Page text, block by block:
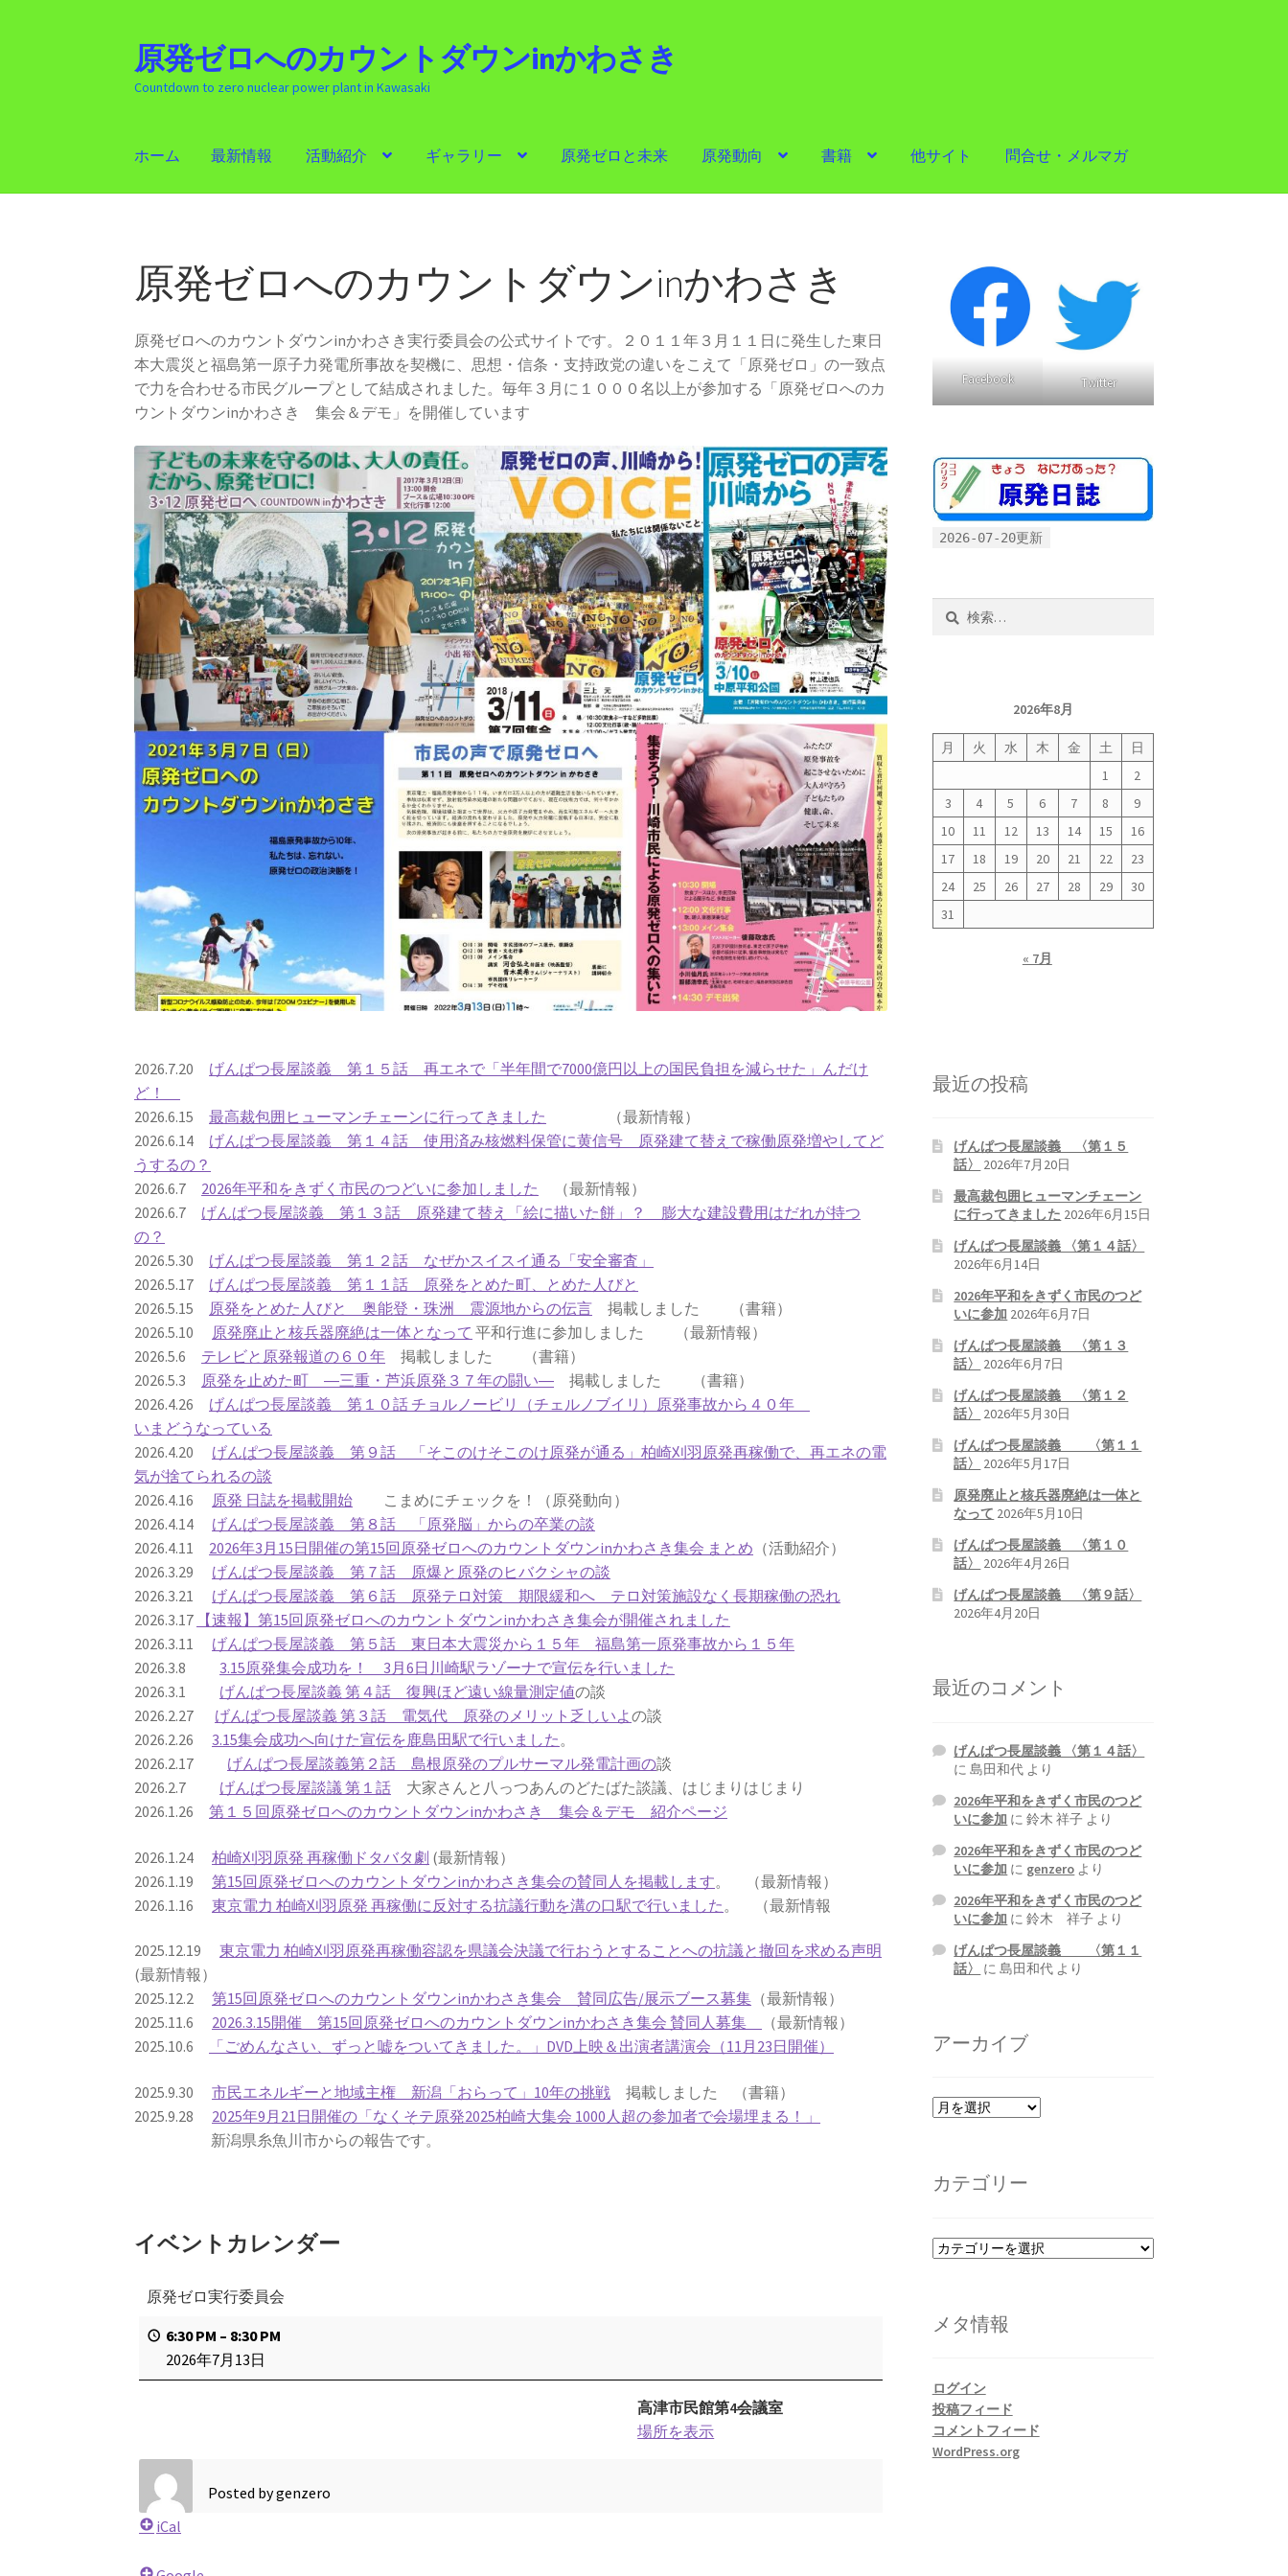
ナ
ビ
ゲ
シ
ン
キ
ッ
コ
ン
テ
ツ
ス
プ
原発ゼロへのカウントダウンinかわさき
Countdown to zero nuclear power plant in Kawasaki
ホーム 最新情報 活動紹介 ギャラリー 原発ゼロと未来 原発動向 書籍 他サイト 問合せ・メルマガ
原発ゼロへのカウントダウンinかわさき
原発ゼロへのカウントダウンinかわさき実行委員会の公式サイトです。２０１１年３月１１日に発生した東日
本大震災と福島第一原子力発電所事故を契機に、思想・信条・支持政党の違いをこえて「原発ゼロ」の一致点
で力を合わせる市民グループとして結成されました。毎年３月に１０００名以上が参加する「原発ゼロへのカ
ウントダウンinかわさき 集会＆デモ」を開催しています
2026.7.20 げんぱつ長屋談義 第１５話 再エネで「半年間で7000億円以上の国民負担を減らせた」んだけ
ど！
2026.6.15最高裁包囲ヒューマンチェーンに行ってきました
（最新情報）
2026.6.14 げんぱつ長屋談義 第１４話 使用済み核燃料保管に黄信号 原発建て替えで稼働原発増やしてど
うするの？
2026.6.7 2026年平和をきずく市民のつどいに参加しました
（最新情報）
2026.6.7 げんぱつ長屋談義 第１３話 原発建て替え「絵に描いた餅」？ 膨大な建設費用はだれが持つ
の？
2026.5.30 げんぱつ長屋談義 第１２話 なぜかスイスイ通る「安全審査」
2026.5.17 げんぱつ長屋談義 第１１話 原発をとめた町、とめた人びと
2026.5.15 原発をとめた人びと 奥能登・珠洲 震源地からの伝言 掲載しました （書籍）
2026.5.10 原発廃止と核兵器廃絶は一体となって 平和行進に参加しました （最新情報）
2026.5.6 テレビと原発報道の６０年 掲載しました （書籍）
2026.5.3 原発を止めた町 ―三重・芦浜原発３７年の闘い― 掲載しました （書籍）
2026.4.26 げんぱつ長屋談義 第１０話 チョルノービリ（チェルノブイリ）原発事故から４０年
いまどうなっている
2026.4.20 げんぱつ長屋談義 第９話 「そこのけそこのけ原発が通る」柏崎刈羽原発再稼働で、再エネの電
気が捨てられるの談
2026.4.16 原発 日誌を掲載開始 こまめにチェックを！（原発動向）
2026.4.14 げんぱつ長屋談義 第８話 「原発脳」からの卒業の談
2026.4.11 2026年3月15日開催の第15回原発ゼロへのカウントダウンinかわさき集会 まとめ （活動紹介）
2026.3.29 げんぱつ長屋談義 第７話 原爆と原発のヒバクシャの談
2026.3.21 げんぱつ長屋談義 第６話 原発テロ対策 期限緩和へ テロ対策施設なく長期稼働の恐れ
2026.3.17
【速報】第15回原発ゼロへのカウントダウンinかわさき集会が開催されました
2026.3.11 げんぱつ長屋談義 第５話 東日本大震災から１５年 福島第一原発事故から１５年
2026.3.83.15原発集会成功を！ 3月6日川崎駅ラゾーナで宣伝を行いました
2026.3.1 げんぱつ長屋談義 第４話 復興ほど遠い線量測定値の談
2026.2.27 げんぱつ長屋談義 第３話 電気代 原発のメリット乏しいよの談
2026.2.263.15集会成功へ向けた宣伝を鹿島田駅で行いました 。
2026.2.17 げんぱつ長屋談義第２話 島根原発のプルサーマル発電計画の談
2026.2.7 げんぱつ長屋談議 第１話 大家さんと八っつあんのどたばた談議、はじまりはじまり
2026.1.26第１５回原発ゼロへのカウントダウンinかわさき 集会＆デモ 紹介ページ
2026.1.24柏崎刈羽原発 再稼働ドタバタ劇 (最新情報）
2026.1.19第15回原発ゼロへのカウントダウンinかわさき集会の賛同人を掲載します。 （最新情報）
2026.1.16東京電力 柏崎刈羽原発 再稼働に反対する抗議行動を溝の口駅で行いました 。 （最新情報
2025.12.19東京電力 柏崎刈羽原発再稼働容認を県議会決議で行おうとすることへの抗議と撤回を求める声明
(最新情報）
2025.12.2第15回原発ゼロへのカウントダウンinかわさき集会 賛同広告/展示ブース募集 （最新情報）
2025.11.6 2026.3.15開催 第15回原発ゼロへのカウントダウンinかわさき集会 賛同人募集
（最新情報）
2025.10.6
「ごめんなさい、ずっと嘘をついてきました。」DVD上映＆出演者講演会（11月23日開催）
2025.9.30市民エネルギーと地域主権 新潟「おらって」10年の挑戦 掲載しました （書籍）
2025.9.28 2025年9月21日開催の「なくそテ原発2025柏崎大集会 1000人超の参加者で会場埋まる！」
新潟県糸魚川市からの報告です。
イベントカレンダー
原発ゼロ実行委員会
6:30 PM – 8:30 PM
2026年7月13日
高津市民館第4会議室
場所を表示
Posted bygenzero
iCal
Facebook Twitter
2026-07-20更新
2026年8月
月 火 水 木 金 土
日
1
2
3
4 5 6 7 8
9
10
11 12 13 14 15
16
17
18 19 20 21 22
23
24
25 26 27 28 29
30
31
« 7月
最近の投稿
げんぱつ長屋談義 〈第１５
話〉
2026年7月20日
最高裁包囲ヒューマンチェーン
に行ってきました 2026年6月15日
げんぱつ長屋談義 〈第１４話〉
2026年6月14日
2026年平和をきずく市民のつど
いに参加 2026年6月7日
げんぱつ長屋談義 〈第１３
話〉
2026年6月7日
げんぱつ長屋談義 〈第１２
話〉
2026年5月30日
げんぱつ長屋談義 〈第１１
話〉
2026年5月17日
原発廃止と核兵器廃絶は一体と
なって 2026年5月10日
げんぱつ長屋談義 〈第１０
話〉
2026年4月26日
げんぱつ長屋談義 〈第９話〉
2026年4月20日
最近のコメント
げんぱつ長屋談義 〈第１４話〉
に島田和代 より
2026年平和をきずく市民のつど
いに参加 に鈴木 祥子 より
2026年平和をきずく市民のつど
いに参加 に genzero より
2026年平和をきずく市民のつど
いに参加 に鈴木 祥子 より
げんぱつ長屋談義 〈第１１
話〉
に島田和代 より
アーカイブ
ア
ブ
カテゴリー
カ
ー
メタ情報
ログイン
投稿フィード
コメントフィード
WordPress.org